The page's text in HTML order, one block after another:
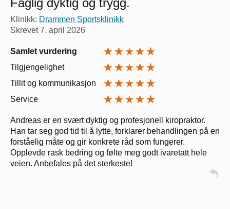
Faglig dyktig og trygg.
Klinikk: Drammen Sportsklinikk
Skrevet7. april 2026
Samlet vurdering
Tilgjengelighet
Tillit og kommunikasjon
Service
Andreas er en svært dyktig og profesjonell kiropraktor.
Han tar seg god tid til å lytte, forklarer behandlingen på en
forståelig måte og gir konkrete råd som fungerer.
Opplevde rask bedring og følte meg godt ivaretatt hele
veien. Anbefales på det sterkeste!